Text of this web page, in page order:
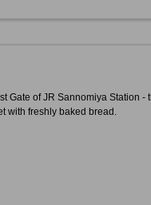
Gate of JR Sannomiya Station -
with freshly baked bread.